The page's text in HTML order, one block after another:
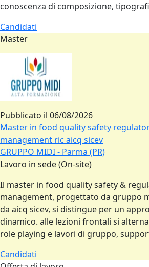
conoscenza di composizione,
Candidati
Master
Pubblicato il 06/08/2026
Master in food quality safety
management ric aicq sicev
GRUPPO MIDI - Parma (PR)
Lavoro in sede (On-site)
Il master in food quality safety &
management, progettato da gruppo
da aicq sicev, si distingue per un
dinamico. alle lezioni frontali si
role playing e lavori di gruppo,
Candidati